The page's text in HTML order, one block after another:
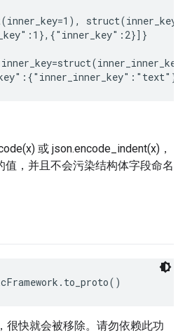
或 json.encode_indent(x)，
，并且不会污染结构体字段命名
很快就会被移除。请勿依赖此功